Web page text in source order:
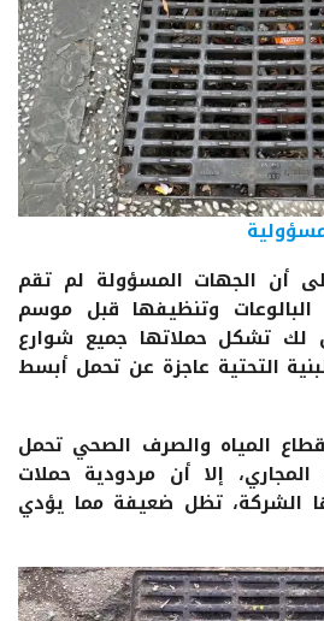
أن الجهات المسؤولة لم تقم
البالوعات وتنظيفها قبل موسم
لك تشكل حملاتها جميع شوارع
التحتية عاجزة عن تحمل أبسط
المياه والصرف الصحي تحمل
إلا أن مردودية حملات
الشركة، تظل ضعيفة مما يؤدي